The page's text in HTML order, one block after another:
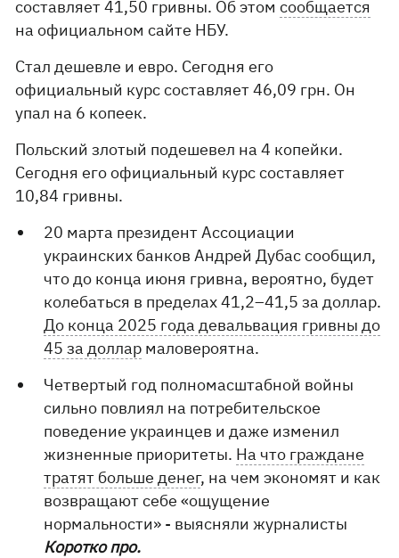
составляет 41,50 гривны. Об этомсообщается
на официальном сайте НБУ.
Стал дешевле и евро. Сегодня его
официальный курс составляет 46,09 грн. Он
упал на 6 копеек.
Польский злотый подешевел на 4 копейки.
Сегодня его официальный курс составляет
10,84 гривны.
20 марта президент Ассоциации
украинских банков Андрей Дубас сообщил,
что до конца июня гривна, вероятно, будет
колебаться в пределах 41,2–41,5 за доллар.
До конца 2025 года девальвация гривны до
45 за доллар маловероятна.
Четвертый год полномасштабной войны
сильно повлиял на потребительское
поведение украинцев и даже изменил
жизненные приоритеты. На что граждане
тратят больше денег, на чем экономят и как
возвращают себе «ощущение
нормальности» - выясняли журналисты
Коротко про.